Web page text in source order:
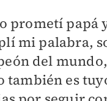
prometí papá
mi palabra,
del
también es